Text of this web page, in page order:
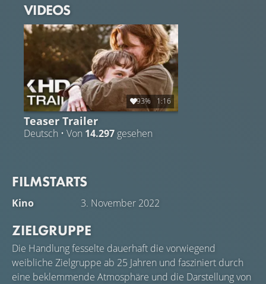
VIDEOS
93% 1:16
Teaser Trailer
Deutsch • Von 14.297 gesehen
FILMSTARTS
Kino 3. November 2022
ZIELGRUPPE
Die Handlung fesselte dauerhaft die vorwiegend
weibliche Zielgruppe ab 25 Jahren und fasziniert durch
eine beklemmende Atmosphäre und die Darstellung von